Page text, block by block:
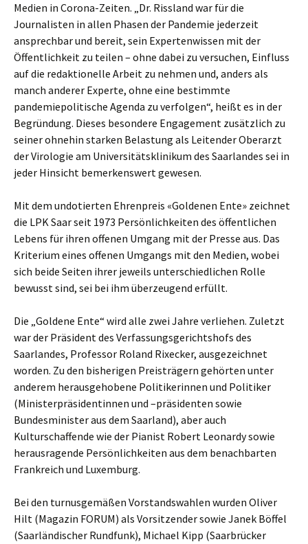
Medien in Corona-Zeiten. „Dr. Rissland war für die
Journalisten in allen Phasen der Pandemie jederzeit
ansprechbar und bereit, sein Expertenwissen mit der
Öffentlichkeit zu teilen – ohne dabei zu versuchen, Einfluss
auf die redaktionelle Arbeit zu nehmen und, anders als
manch anderer Experte, ohne eine bestimmte
pandemiepolitische Agenda zu verfolgen“, heißt es in der
Begründung. Dieses besondere Engagement zusätzlich zu
seiner ohnehin starken Belastung als Leitender Oberarzt
der Virologie am Universitätsklinikum des Saarlandes sei in
jeder Hinsicht bemerkenswert gewesen.
Mit dem undotierten Ehrenpreis «Goldenen Ente» zeichnet
die LPK Saar seit 1973 Persönlichkeiten des öffentlichen
Lebens für ihren offenen Umgang mit der Presse aus. Das
Kriterium eines offenen Umgangs mit den Medien, wobei
sich beide Seiten ihrer jeweils unterschiedlichen Rolle
bewusst sind, sei bei ihm überzeugend erfüllt.
Die „Goldene Ente“ wird alle zwei Jahre verliehen. Zuletzt
war der Präsident des Verfassungsgerichtshofs des
Saarlandes, Professor Roland Rixecker, ausgezeichnet
worden. Zu den bisherigen Preisträgern gehörten unter
anderem herausgehobene Politikerinnen und Politiker
(Ministerpräsidentinnen und –präsidenten sowie
Bundesminister aus dem Saarland), aber auch
Kulturschaffende wie der Pianist Robert Leonardy sowie
herausragende Persönlichkeiten aus dem benachbarten
Frankreich und Luxemburg.
Bei den turnusgemäßen Vorstandswahlen wurden Oliver
Hilt (Magazin FORUM) als Vorsitzender sowie Janek Böffel
(Saarländischer Rundfunk), Michael Kipp (Saarbrücker